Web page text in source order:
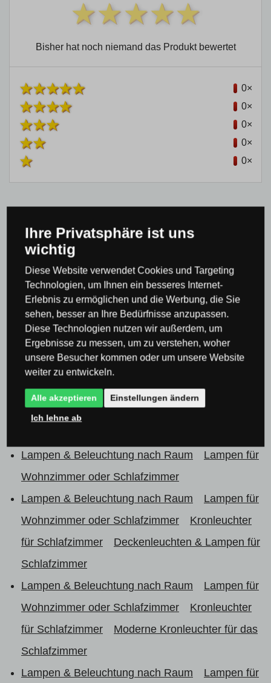
Bisher hat noch niemand das Produkt bewertet
0×
0×
0×
0×
0×
Produktkategorie
Kronleuchter & Pendelleuchten
Design
Kronleuchter & Pendelleuchten
Kronleuchter & Pendelleuchten
Moderne
Kronleuchter & Pendelleuchten
Kronleuchter & Pendelleuchten
aus Glas
Kronleuchter & Pendelleuchten
Kronleuchter
Lampen & Beleuchtung nach Raum
Lampen für
Wohnzimmer oder Schlafzimmer
Lampen & Beleuchtung nach Raum
Lampen für
Wohnzimmer oder Schlafzimmer
Kronleuchter
für Schlafzimmer
Deckenleuchten & Lampen für
Schlafzimmer
Lampen & Beleuchtung nach Raum
Lampen für
Wohnzimmer oder Schlafzimmer
Kronleuchter
für Schlafzimmer
Moderne Kronleuchter für das
Schlafzimmer
Lampen & Beleuchtung nach Raum
Lampen für
Ihre Privatsphäre ist uns
wichtig
Diese Website verwendet Cookies und Targeting
Technologien, um Ihnen ein besseres Internet-
Erlebnis zu ermöglichen und die Werbung, die Sie
sehen, besser an Ihre Bedürfnisse anzupassen.
Diese Technologien nutzen wir außerdem, um
Ergebnisse zu messen, um zu verstehen, woher
unsere Besucher kommen oder um unsere Website
weiter zu entwickeln.
Alle akzeptieren Einstellungen ändern
Ich lehne ab